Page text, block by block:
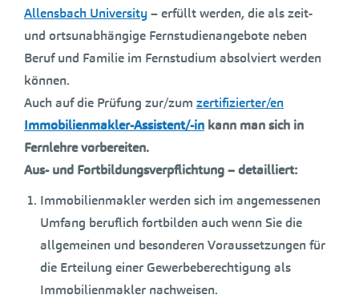
Allensbach University– erfüllt werden, die als zeit-
und ortsunabhängige Fernstudienangebote neben
Beruf und Familie im Fernstudium absolviert werden
können.
Auch auf die Prüfung zur/zum zertifizierter/en
Immobilienmakler-Assistent/-in kann man sich in
Fernlehre vorbereiten.
Aus- und Fortbildungsverpflichtung – detailliert:
Immobilienmakler werden sich im angemessenen
Umfang beruflich fortbilden auch wenn Sie die
allgemeinen und besonderen Voraussetzungen für
die Erteilung einer Gewerbeberechtigung als
Immobilienmakler nachweisen.